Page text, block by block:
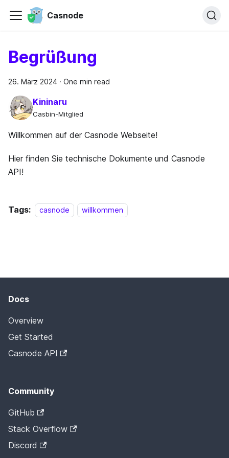
Casnode
Begrüßung
26. März 2024 · One min read
Kininaru
Casbin-Mitglied
Willkommen auf der Casnode Webseite!
Hier finden Sie technische Dokumente und Casnode
API!
Tags: casnode willkommen
Docs
Overview
Get Started
Casnode API
Community
GitHub
Stack Overflow
Discord